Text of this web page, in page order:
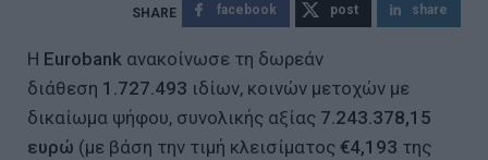
facebook post share
Η Eurobank ανακοίνωσε τη δωρεάν
διάθεση 1.727.493 ιδίων, κοινών μετοχών με
δικαίωμα ψήφου, συνολικής αξίας 7.243.378,15
ευρώ (με βάση την τιμή κλεισίματος €4,193 της